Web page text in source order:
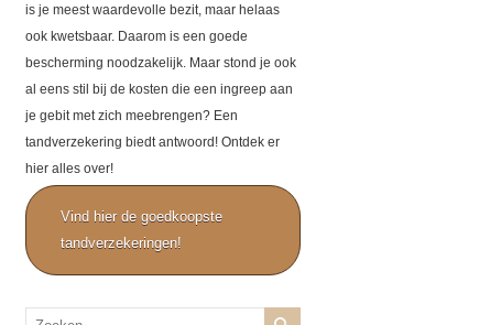
is je meest waardevolle bezit, maar helaas
ook kwetsbaar. Daarom is een goede
bescherming noodzakelijk. Maar stond je ook
al eens stil bij de kosten die een ingreep aan
je gebit met zich meebrengen? Een
tandverzekering biedt antwoord! Ontdek er
hier alles over!
Vind hier de goedkoopste
tandverzekeringen!